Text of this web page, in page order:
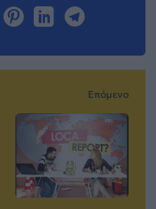
Επόμενο